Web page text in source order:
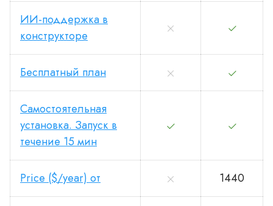
ИИ-поддержка в
конструкторе
Бесплатный план
Самостоятельная
установка. Запуск в
течение 15 мин
Price ($/year) от 1440